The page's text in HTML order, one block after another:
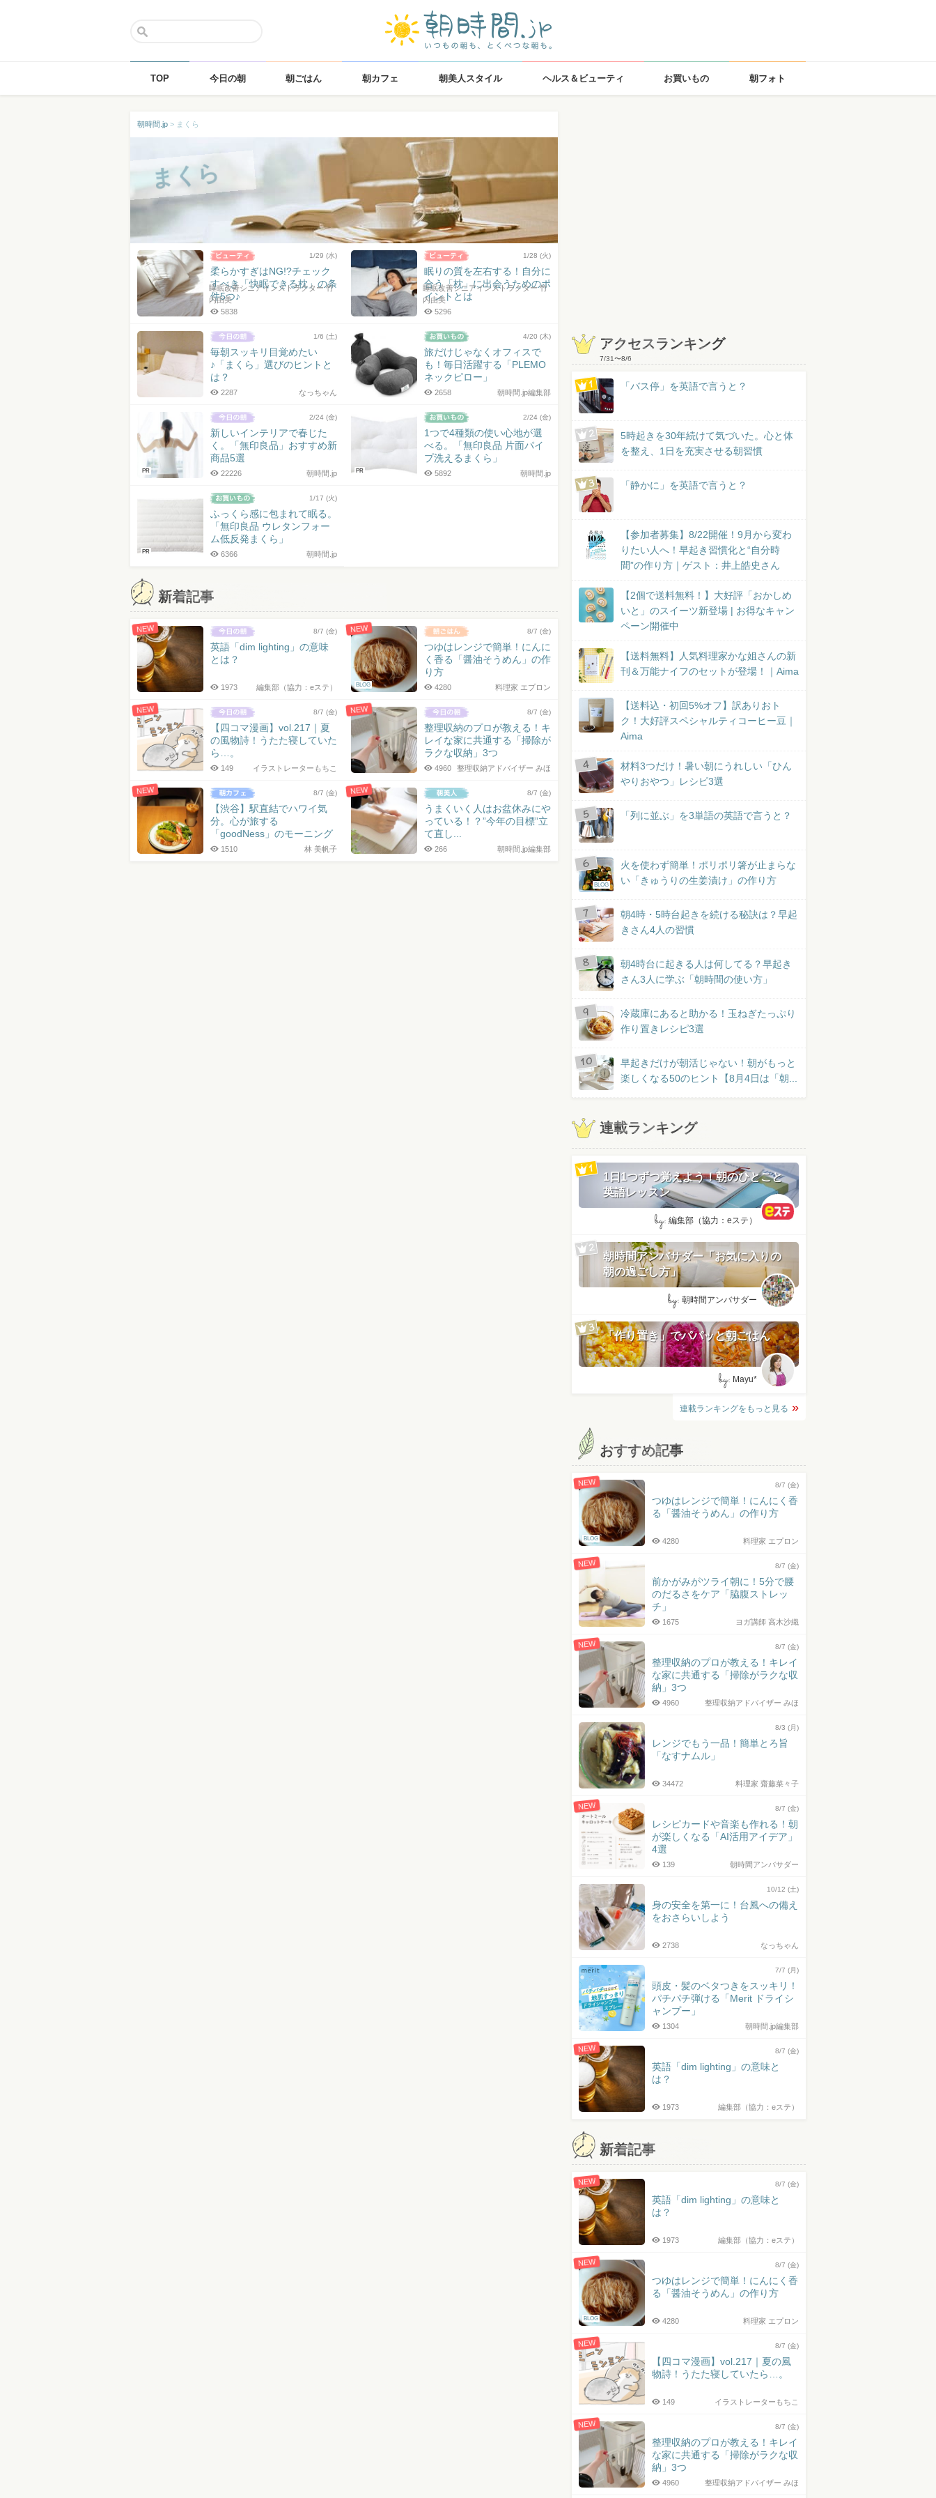
TOP 今日の朝 朝ごはん 朝カフェ 朝美人スタイル ヘルス＆ビューティ お買いもの 朝フォト
朝時間.jp > まくら
まくら
1/29 (水)
柔らかすぎはNG!?チェック
すべき「快眠できる枕」の条
件5つ♪
睡眠改善シニアインストラクター 竹
内由美
5838
1/28 (火)
眠りの質を左右する！自分に
合う「枕」に出会うためのポ
イントとは
睡眠改善シニアインストラクター 竹
内由美
5296
1/6 (土)
毎朝スッキリ目覚めたい
♪「まくら」選びのヒントと
は？
なっちゃん
2287
4/20 (木)
旅だけじゃなくオフィスで
も！毎日活躍する「PLEMO
ネックピロー」
朝時間.jp編集部
2658
PR
2/24 (金)
新しいインテリアで春じた
く。「無印良品」おすすめ新
商品5選
朝時間.jp
22226 PR
2/24 (金)
1つで4種類の使い心地が選
べる。「無印良品 片面パイ
プ洗えるまくら」
朝時間.jp
5892
PR
1/17 (火)
ふっくら感に包まれて眠る。
「無印良品 ウレタンフォー
ム低反発まくら」
朝時間.jp
6366
新着記事
NEW 8/7 (金)
英語「dim lighting」の意味
とは？
編集部（協力：eステ）
1973
NEW
BLOG
8/7 (金)
つゆはレンジで簡単！にんに
く香る「醤油そうめん」の作
り方
料理家 エプロン
4280
NEW 8/7 (金)
【四コマ漫画】vol.217｜夏
の風物詩！うたた寝していた
ら…。
イラストレーターもちこ
149
NEW 8/7 (金)
整理収納のプロが教える！キ
レイな家に共通する「掃除が
ラクな収納」3つ
整理収納アドバイザー みほ
4960
NEW 8/7 (金)
【渋谷】駅直結でハワイ気
分。心が旅する
「goodNess」のモーニング
林 美帆子
1510
NEW 8/7 (金)
うまくいく人はお盆休みにや
っている！？”今年の目標”立
て直し...
朝時間.jp編集部
266
アクセスランキング
7/31〜8/6
「バス停」を英語で言うと？
5時起きを30年続けて気づいた。心と体
を整え、1日を充実させる朝習慣
「静かに」を英語で言うと？
【参加者募集】8/22開催！9月から変わ
りたい人へ！早起き習慣化と“自分時
間”の作り方｜ゲスト：井上皓史さん
【2個で送料無料！】大好評「おかしめ
いと」のスイーツ新登場 | お得なキャン
ペーン開催中
【送料無料】人気料理家かな姐さんの新
刊＆万能ナイフのセットが登場！｜Aima
【送料込・初回5%オフ】訳ありおト
ク！大好評スペシャルティコーヒー豆｜
Aima
材料3つだけ！暑い朝にうれしい「ひん
やりおやつ」レシピ3選
「列に並ぶ」を3単語の英語で言うと？
BLOG
火を使わず簡単！ポリポリ箸が止まらな
い「きゅうりの生姜漬け」の作り方
朝4時・5時台起きを続ける秘訣は？早起
きさん4人の習慣
朝4時台に起きる人は何してる？早起き
さん3人に学ぶ「朝時間の使い方」
冷蔵庫にあると助かる！玉ねぎたっぷり
作り置きレシピ3選
早起きだけが朝活じゃない！朝がもっと
楽しくなる50のヒント【8月4日は「朝...
連載ランキング
1日1つずつ覚えよう！朝のひとこと
英語レッスン
by: 編集部（協力：eステ）
朝時間アンバサダー「お気に入りの
朝の過ごし方」
by: 朝時間アンバサダー
「作り置き」でパパッと朝ごはん
by: Mayu*
連載ランキングをもっと見る
おすすめ記事
NEW
BLOG
8/7 (金)
つゆはレンジで簡単！にんにく香
る「醤油そうめん」の作り方
料理家 エプロン
4280
NEW 8/7 (金)
前かがみがツライ朝に！5分で腰
のだるさをケア「脇腹ストレッ
チ」
ヨガ講師 高木沙織
1675
NEW 8/7 (金)
整理収納のプロが教える！キレイ
な家に共通する「掃除がラクな収
納」3つ
整理収納アドバイザー みほ
4960
8/3 (月)
レンジでもう一品！簡単とろ旨
「なすナムル」
料理家 齋藤菜々子
34472
NEW 8/7 (金)
レシピカードや音楽も作れる！朝
が楽しくなる「AI活用アイデア」
4選
朝時間アンバサダー
139
10/12 (土)
身の安全を第一に！台風への備え
をおさらいしよう
なっちゃん
2738
7/7 (月)
頭皮・髪のベタつきをスッキリ！
パチパチ弾ける「Merit ドライシ
ャンプー」
朝時間.jp編集部
1304
NEW 8/7 (金)
英語「dim lighting」の意味と
は？
編集部（協力：eステ）
1973
新着記事
NEW 8/7 (金)
英語「dim lighting」の意味と
は？
編集部（協力：eステ）
1973
NEW
BLOG
8/7 (金)
つゆはレンジで簡単！にんにく香
る「醤油そうめん」の作り方
料理家 エプロン
4280
NEW 8/7 (金)
【四コマ漫画】vol.217｜夏の風
物詩！うたた寝していたら…。
イラストレーターもちこ
149
NEW 8/7 (金)
整理収納のプロが教える！キレイ
な家に共通する「掃除がラクな収
納」3つ
整理収納アドバイザー みほ
4960